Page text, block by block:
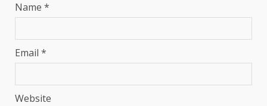
Name *
Email *
Website